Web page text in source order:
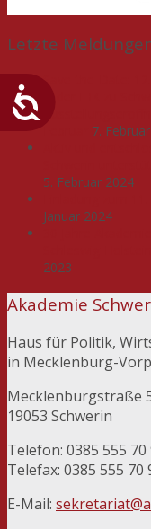
Letzte
Save-the-Date:
in der IHK zu
7.
5. Februar 2024
Januar 2024
2023
Akademie
Haus für Politik,
in Mecklenburg-
Mecklenburgstraße
19053 Schwerin
Telefon: 0385 555 70
Telefax: 0385 555 70
E-Mail: